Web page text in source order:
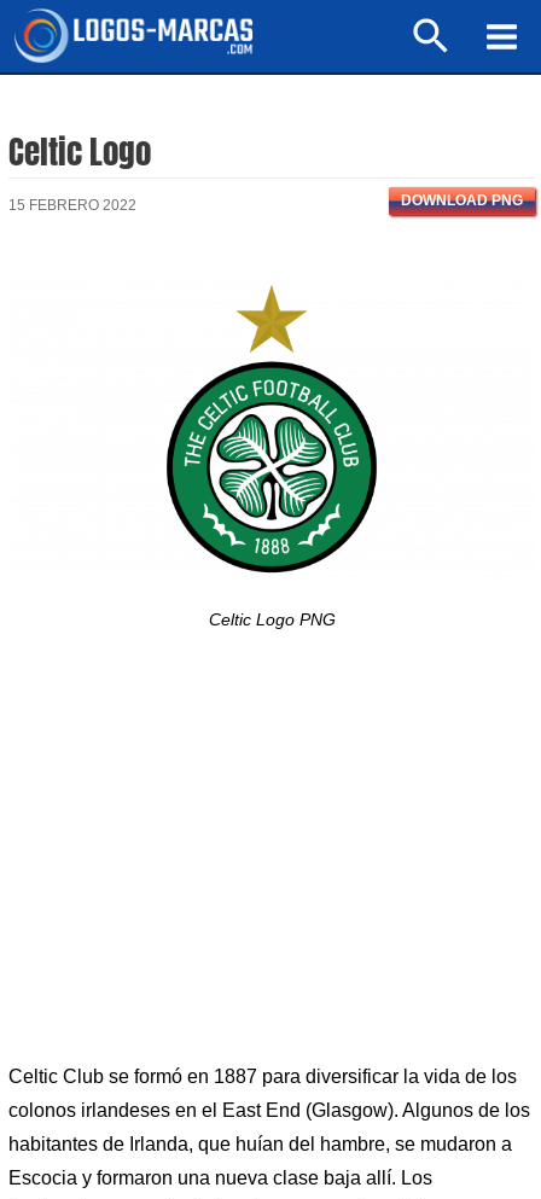
Buscar
Celtic Logo
15 FEBRERO 2022 DOWNLOAD PNG
Celtic Logo PNG
Celtic Club se formó en 1887 para diversificar la vida de los
colonos irlandeses en el East End (Glasgow). Algunos de los
habitantes de Irlanda, que huían del hambre, se mudaron a
Escocia y formaron una nueva clase baja allí. Los